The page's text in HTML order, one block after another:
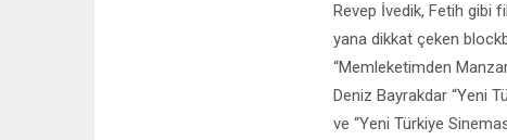
Revep İvedik, Fetih gibi
yana dikkat çeken
“Memleketimden
Deniz Bayrakdar “Yeni
ve “Yeni Türkiye